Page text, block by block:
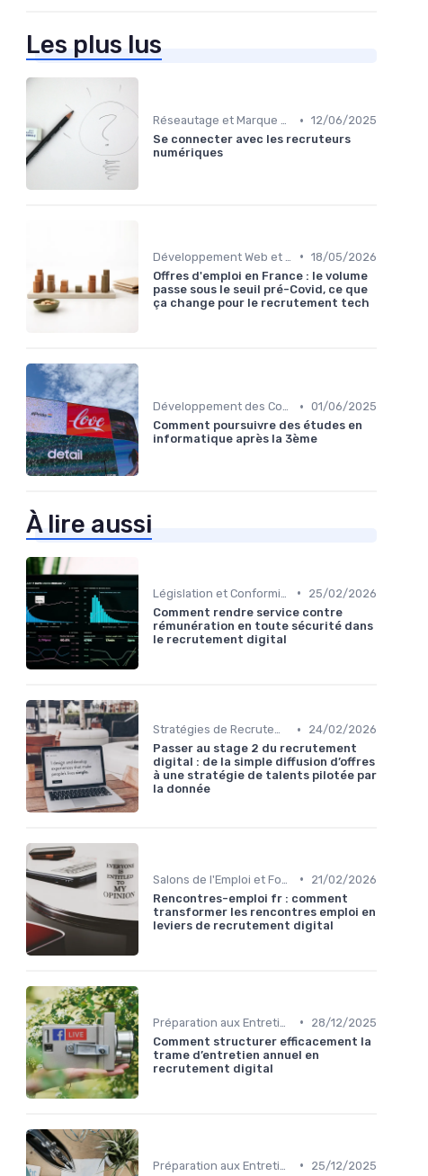
Les plus lus
Réseautage et Marque Personnelle • 12/06/2025
Se connecter avec les recruteurs
numériques
• 18/05/2026
Offres d'emploi en France : le volume
passe sous le seuil pré-Covid, ce que
ça change pour le recrutement tech
Développement des Compétences Digitales • 01/06/2025
Comment poursuivre des études en
informatique après la 3ème
À lire aussi
•
25/02/2026
Comment rendre service contre
rémunération en toute sécurité dans
le recrutement digital
Stratégies de Recrutement Digital •
24/02/2026
Passer au stage 2 du recrutement
digital : de la simple diffusion d’offres
à une stratégie de talents pilotée par
la donnée
•
21/02/2026
Rencontres-emploi fr : comment
transformer les rencontres emploi en
leviers de recrutement digital
•
28/12/2025
Comment structurer efficacement la
trame d’entretien annuel en
recrutement digital
•
25/12/2025